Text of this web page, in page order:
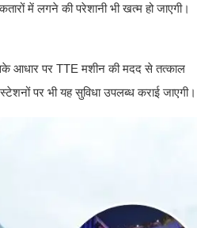
में लगने की परेशानी भी खत्म हो जाएगी।
आधार पर TTE मशीन की मदद से तत्काल
पर भी यह सुविधा उपलब्ध कराई जाएगी।